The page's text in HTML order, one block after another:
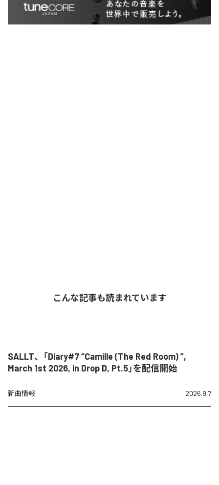
こんな記事も読まれています
SALLT、「Diary#7 “Camille (The Red Room) ”,
March 1st 2026, in Drop D, Pt.5」を配信開始
新曲情報 2026.8.7